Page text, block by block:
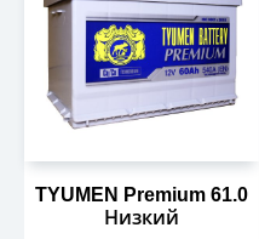
TYUMEN Premium 61.0
Низкий